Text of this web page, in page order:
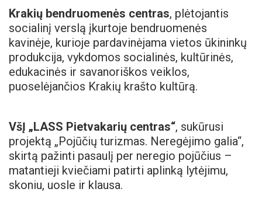
Krakių bendruomenės centras, plėtojantis
socialinį verslą įkurtoje bendruomenės
kavinėje, kurioje pardavinėjama vietos ūkininkų
produkcija, vykdomos socialinės, kultūrinės,
edukacinės ir savanoriškos veiklos,
puoselėjančios Krakių krašto kultūrą.
VšĮ „LASS Pietvakarių centras“, sukūrusi
projektą „Pojūčių turizmas. Neregėjimo galia“,
skirtą pažinti pasaulį per neregio pojūčius –
matantieji kviečiami patirti aplinką lytėjimu,
skoniu, uosle ir klausa.